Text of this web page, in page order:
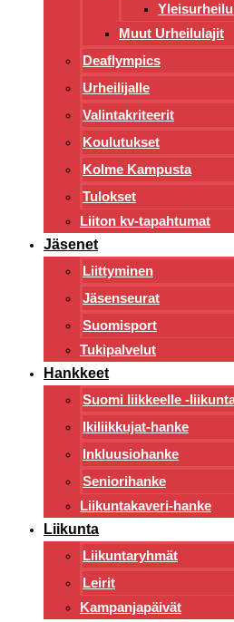
Muut Urheilulajit
Deaflympics
Urheilijalle
Valintakriteerit
Koulutukset
Kolme Kampusta
Tulokset
Liiton kv-tapahtumat
Jäsenet
Liittyminen
Jäsenseurat
Suomisport
Tukipalvelut
Hankkeet
Suomi liikkeelle -
Ikiliikkujat-hanke
Inkluusiohanke
Seniorihanke
Liikuntakaveri-hanke
Liikunta
Liikuntaryhmät
Leirit
Kampanjapäivät